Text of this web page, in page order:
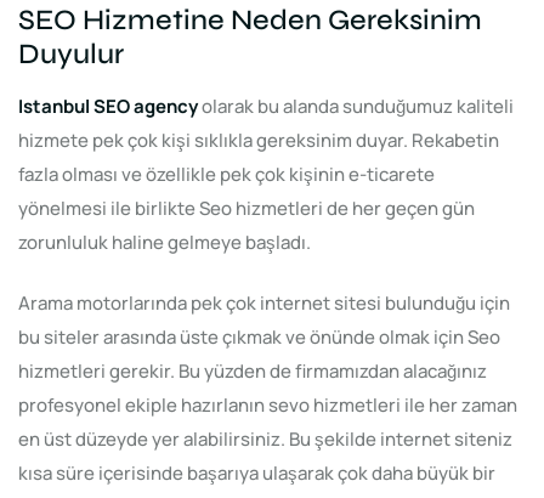
SEO Hizmetine Neden Gereksinim
Duyulur
Istanbul SEO agencyolarak bu alanda sunduğumuz kaliteli
hizmete pek çok kişi sıklıkla gereksinim duyar. Rekabetin
fazla olması ve özellikle pek çok kişinin e-ticarete
yönelmesi ile birlikte Seo hizmetleri de her geçen gün
zorunluluk haline gelmeye başladı.
Arama motorlarında pek çok internet sitesi bulunduğu için
bu siteler arasında üste çıkmak ve önünde olmak için Seo
hizmetleri gerekir. Bu yüzden de firmamızdan alacağınız
profesyonel ekiple hazırlanın sevo hizmetleri ile her zaman
en üst düzeyde yer alabilirsiniz. Bu şekilde internet siteniz
kısa süre içerisinde başarıya ulaşarak çok daha büyük bir